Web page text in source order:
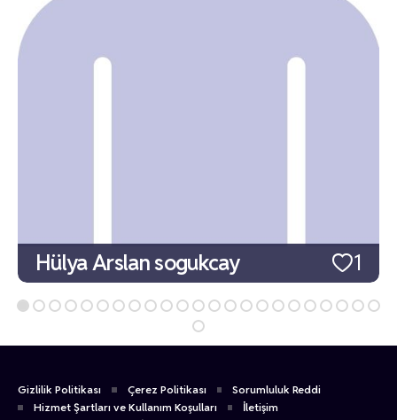
1
Hülya Arslan sogukcay
Gizlilik Politikası Çerez Politikası
Sorumluluk Reddi
Hizmet Şartları ve Kullanım Koşulları
İletişim